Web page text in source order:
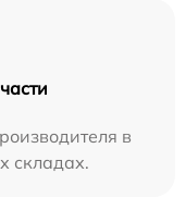
в
складах.